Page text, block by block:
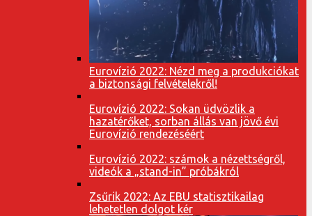
Eurovízió 2022: Nézd meg a produkciókat
a biztonsági felvételekről!
Eurovízió 2022: Sokan üdvözlik a
hazatérőket, sorban állás van jövő évi
Eurovízió rendezéséért
Eurovízió 2022: számok a nézettségről,
videók a „stand-in” próbákról
Zsűrik 2022: Az EBU statisztikailag
lehetetlen dolgot kér